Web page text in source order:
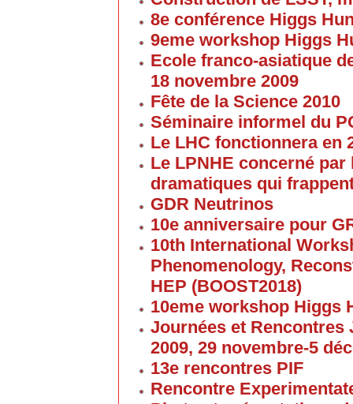
8e conférence Higgs
9eme workshop Higgs
Ecole franco-asiatique
18 novembre 2009
Fête de la Science 2010
Séminaire informel du
Le LHC fonctionnera en
Le LPNHE concerné par
dramatiques qui
GDR Neutrinos
10e anniversaire pour
10th International
Phenomenology,
HEP (BOOST2018)
10eme workshop Higgs
Journées et Rencontres
2009, 29 novembre-5
13e rencontres PIF
Rencontre